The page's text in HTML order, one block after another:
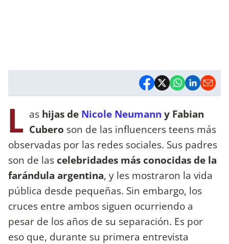
L as hijas de Nicole Neumann y Fabian
Cubero son de las influencers teens más
observadas por las redes sociales. Sus padres
son de las celebridades más conocidas de la
farándula argentina, y les mostraron la vida
pública desde pequeñas. Sin embargo, los
cruces entre ambos siguen ocurriendo a
pesar de los años de su separación. Es por
eso que, durante su primera entrevista